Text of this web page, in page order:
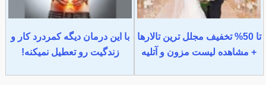
تا 50% تخفیف مجلل ترین تالارها
+ مشاهده لیست مزون و آتلیه
با این درمان دیگه کمردرد کار و
زندگیت رو تعطیل نمیکنه!